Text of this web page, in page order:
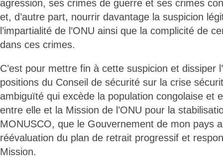
agression, ses crimes de guerre et ses crimes
et, d’autre part, nourrir davantage la suspicion
l’impartialité de l’ONU ainsi que la complicité de
dans ces crimes.
C’est pour mettre fin à cette suspicion et dissiper
positions du Conseil de sécurité sur la crise
ambiguïté qui excède la population congolaise et
entre elle et la Mission de l’ONU pour la
MONUSCO, que le Gouvernement de mon pays
réévaluation du plan de retrait progressif et
Mission.